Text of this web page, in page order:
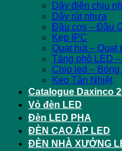
Dây điện chịu
Dây rút nhựa
Đầu cos – Đầu
Kẹp IPC
Quạt hút – Quạt
Tăng phô LED
Chip led – Bóng
Keo Tản Nhiệt
Catalogue Daxinco
Vỏ đèn LED
Đèn LED PHA
ĐÈN CAO ÁP LED
ĐÈN NHÀ XƯỞNG